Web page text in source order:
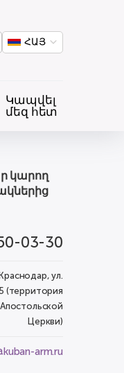
ՀԱՅ
Կապվել
մեզ հետ
կարող
03-30
ул.
(территория
Церкви)
arm.ru